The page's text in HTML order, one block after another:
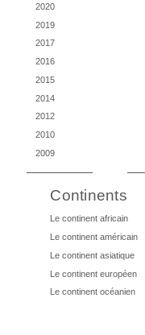
2020
2019
2017
2016
2015
2014
2012
2010
2009
Continents
Le continent africain
Le continent américain
Le continent asiatique
Le continent européen
Le continent océanien